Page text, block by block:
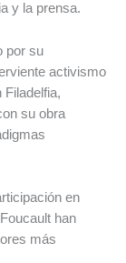
y la prensa.
por su
activismo
Filadelfia,
su obra
en
han
más